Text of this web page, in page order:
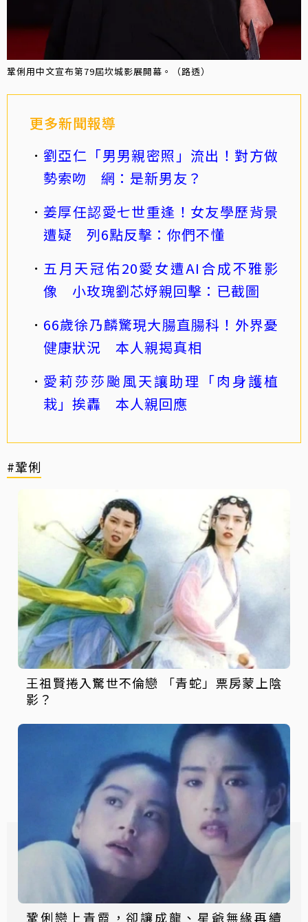
鞏俐用中文宣布第79屆坎城影展開幕。（路透）
更多新聞報導
劉亞仁「男男親密照」流出！對方做
勢索吻 網：是新男友？
姜厚任認愛七世重逢！女友學歷背景
遭疑 列6點反擊：你們不懂
五月天冠佑20愛女遭AI合成不雅影
像 小玫瑰劉芯妤親回擊：已截圖
66歲徐乃麟驚現大腸直腸科！外界憂
健康狀況 本人親揭真相
愛莉莎莎颱風天讓助理「肉身護植
栽」挨轟 本人親回應
#鞏俐
王祖賢捲入驚世不倫戀 「青蛇」票房蒙上陰
影？
鞏俐戀上青霞，卻讓成龍、星爺無緣再續